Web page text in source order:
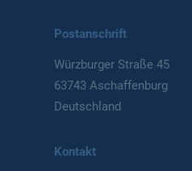
Postanschrift
Würzburger Straße 45
63743 Aschaffenburg
Deutschland
Kontakt